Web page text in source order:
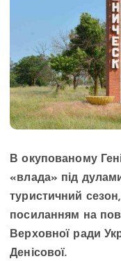
В окупованому
«влада» під
туристичний
посиланням на
Верховної ради
Денісової.